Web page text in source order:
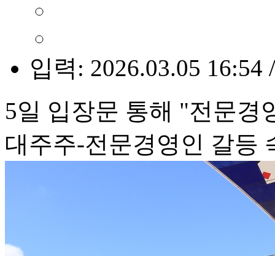
입력: 2026.03.05 16:54
5일 입장문 통해 "전문경
대주주-전문경영인 갈등